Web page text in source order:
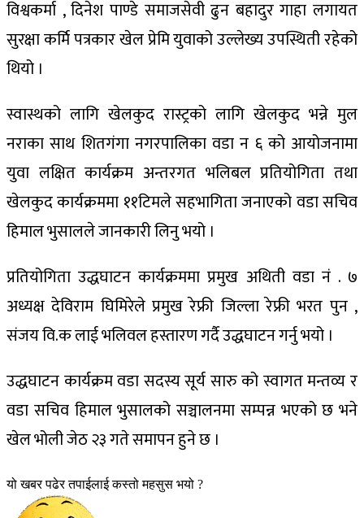
विश्वकर्मा , दिनेश पाण्डे समाजसेवी ढुन बहादुर गाहा लगायत
सुरक्षा कर्मि पत्रकार खेल प्रेमि युवाको उल्लेख्य उपस्थिती रहेको
थियो ।
स्वास्थको लागि खेलकुद रास्ट्रको लागि खेलकुद भन्ने मुल
नराका साथ शितगंगा नगरपालिका वडा न ६ को आयोजनामा
युवा लक्षित कार्यक्रम अन्तरगत भलिबल प्रतियोगिता तथा
खेलकुद कार्यक्रममा ११टिमले सहभागिता जनाएको वडा सचिव
हिमाल भुसालले जानकारी लिनु भयो ।
प्रतियोगिता उद्धघाटन कार्यक्रममा प्रमुख अथिती वडा नं . ७
अध्यक्ष देविराम घिमिरेले प्रमुख रेफ्री जिल्ला रेफ्री भरत पुन ,
संजय वि.क लाई भलिवल हस्तारण गर्दै उद्धघाटन गर्नु भयो ।
उद्धघाटन कार्यक्रम वडा सदस्य सूर्य सारु को स्वागत मन्तव्य र
वडा सचिव हिमाल भुसालको सञ्चालनमा सम्पन्न भएको छ भने
खेल भोली जेठ २३ गते समापन हुने छ ।
यो खबर पढेर तपाईलाई कस्तो महसुस भयो ?